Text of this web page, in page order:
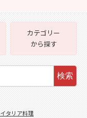
カテゴリー
から探す
検索
イタリア料理